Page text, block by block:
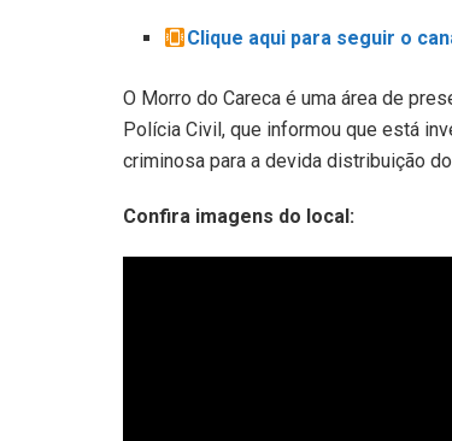
Clique aqui para seguir o
O Morro do Careca é uma área de
Polícia Civil, que informou que está
criminosa para a devida distribuição
Confira imagens do local: